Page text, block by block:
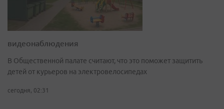
видеонаблюдения
В Общественной палате считают, что это поможет защитить
детей от курьеров на электровелосипедах
сегодня, 02:31